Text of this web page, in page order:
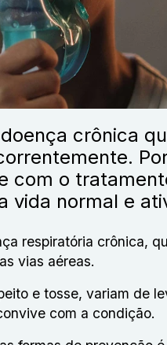
crônica
com o
vida normal e
respiratória crônica,
vias aéreas.
e tosse, variam de
com a condição.